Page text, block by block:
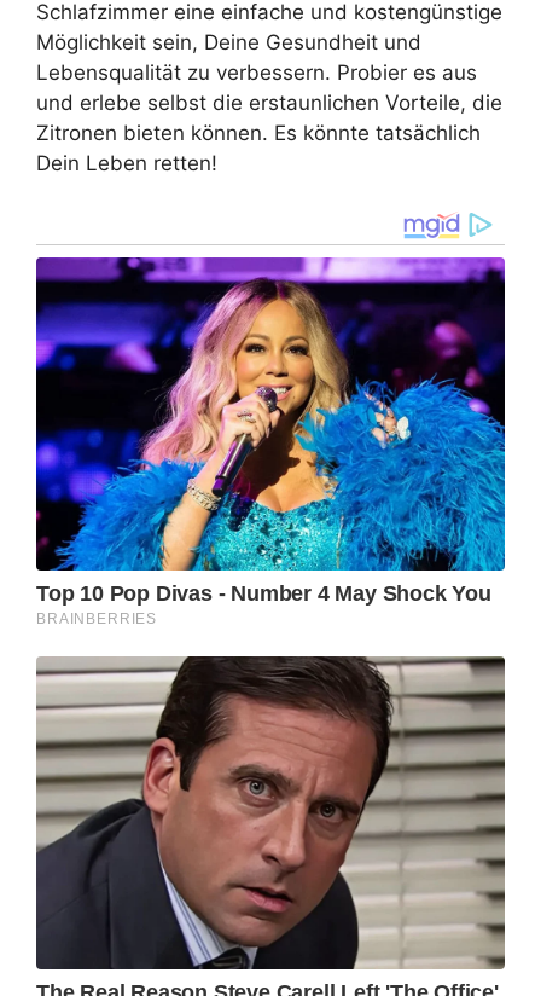
Schlafzimmer eine einfache und kostengünstige
Möglichkeit sein, Deine Gesundheit und
Lebensqualität zu verbessern. Probier es aus
und erlebe selbst die erstaunlichen Vorteile, die
Zitronen bieten können. Es könnte tatsächlich
Dein Leben retten!